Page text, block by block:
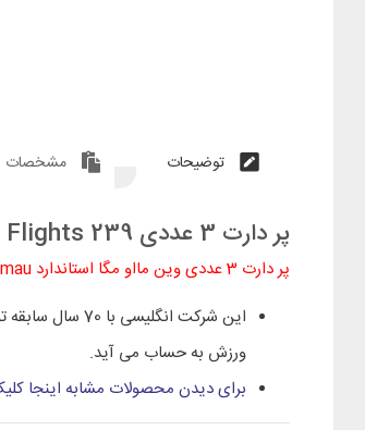
توضیحات مشخصات
پر دارت 3 عددی Winmau Mega Standard Flights 239 اصل
پر دارت 3 عددی وین مااو مگا استاندارد winmau اصل جزو درجه یک ترین پر های دارت این ورزش است
این شرکت
ورزش به حساب می آید.
برای دیدن محصولات مشابه اینجا